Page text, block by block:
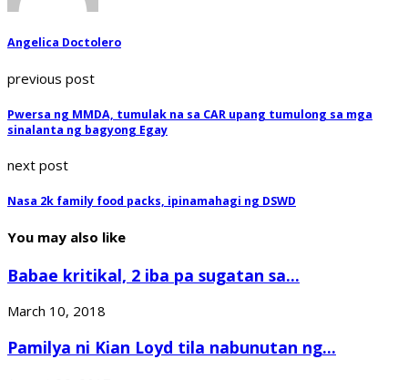
Angelica Doctolero
previous post
Pwersa ng MMDA, tumulak na sa CAR upang tumulong sa mga
sinalanta ng bagyong Egay
next post
Nasa 2k family food packs, ipinamahagi ng DSWD
You may also like
Babae kritikal, 2 iba pa sugatan sa...
March 10, 2018
Pamilya ni Kian Loyd tila nabunutan ng...